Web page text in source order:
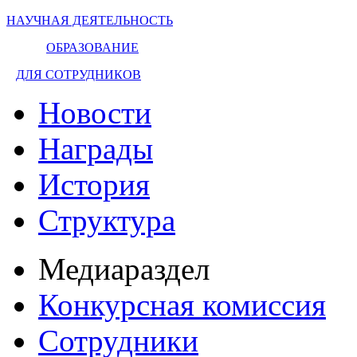
НАУЧНАЯ ДЕЯТЕЛЬНОСТЬ
ОБРАЗОВАНИЕ
ДЛЯ СОТРУДНИКОВ
Новости
Награды
История
Структура
Медиараздел
Конкурсная комиссия
Сотрудники